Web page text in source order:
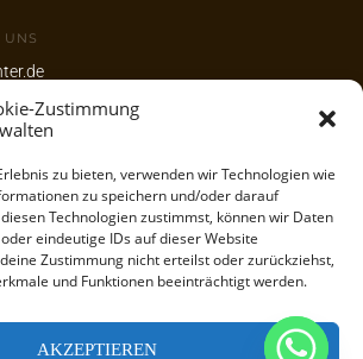
Zustimmung
zu bieten, verwenden wir Technologien wie
zu speichern und/oder darauf
Technologien zustimmst, können wir Daten
eindeutige IDs auf dieser Website
Zustimmung nicht erteilst oder zurückziehst,
und Funktionen beeinträchtigt werden.
AKZEPTIEREN
UNS
118